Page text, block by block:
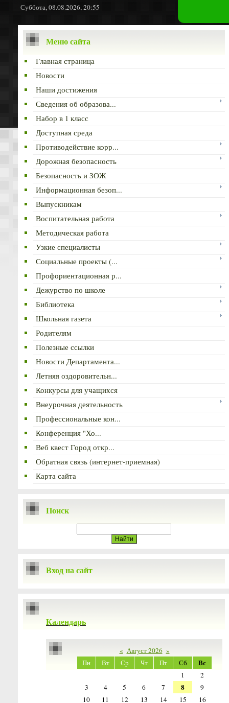
Суббота, 08.08.2026, 20:55
Меню сайта
Главная страница
Новости
Наши достижения
Сведения об образова...
Набор в 1 класс
Доступная среда
Противодействие корр...
Дорожная безопасность
Безопасность и ЗОЖ
Информационная безоп...
Выпускникам
Воспитательная работа
Методическая работа
Узкие специалисты
Социальные проекты (...
Профориентационная р...
Дежурство по школе
Библиотека
Школьная газета
Родителям
Полезные ссылки
Новости Департамента...
Летняя оздоровительн...
Конкурсы для учащихся
Внеурочная деятельность
Профессиональные кон...
Конференция "Хо...
Веб квест Город откр...
Обратная связь (интернет-приемная)
Карта сайта
Поиск
Вход на сайт
Календарь
« Август 2026 »
Пн
Вт Ср Чт Пт Сб Вс
1
2
3
4 5 6 7 8
9
10
11 12 13 14 15
16